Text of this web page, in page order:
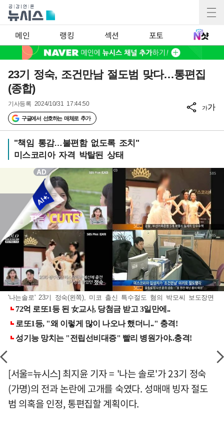
메인 랭킹 섹션 포토
23기 정숙, 조건만남 절도범 맞다…통편집
(종합)
기사등록 2024/10/31 17:44:50
구글에서 선호하는 매체로 추가
가가
"책임 통감…불편함 없도록 조치"
미스코리아 자격 박탈된 상태
'나는솔로' 23기 정숙(왼쪽), 미코 출신 특수절도 혐의 박모씨 보도장면
[서울=뉴시스] 최지윤 기자 = '나는 솔로'가 23기 정숙
(가명)의 전과 논란에 고개를 숙였다. 성매매 빙자 절도
범 의혹을 인정, 통편집할 계획이다.